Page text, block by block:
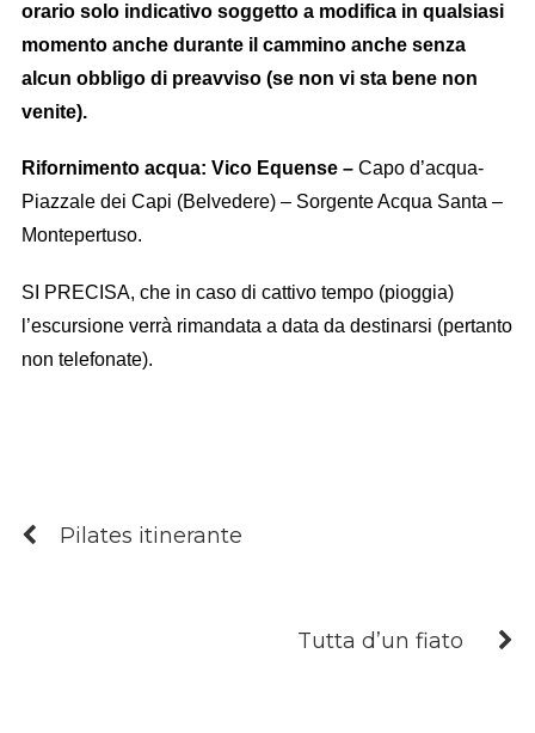
orario solo indicativo soggetto a modifica in qualsiasi
momento anche durante il cammino anche senza
alcun obbligo di preavviso (se non vi sta bene non
venite).
Rifornimento acqua: Vico Equense – Capo d’acqua-
Piazzale dei Capi (Belvedere) – Sorgente Acqua Santa –
Montepertuso.
SI PRECISA, che in caso di cattivo tempo (pioggia)
l’escursione verrà rimandata a data da destinarsi (pertanto
non telefonate).
Pilates itinerante
Tutta d’un fiato